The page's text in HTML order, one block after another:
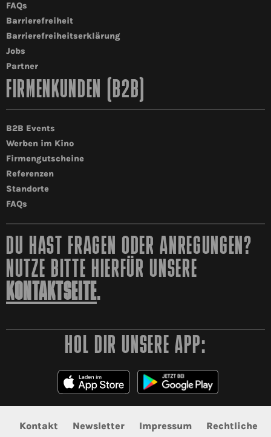
FAQs
Barrierefreiheit
Barrierefreiheitserklärung
Jobs
Partner
FIRMENKUNDEN (B2B)
B2B Events
Werben im Kino
Firmengutscheine
Referenzen
Standorte
FAQs
DU HAST FRAGEN ODER ANREGUNGEN?
NUTZE BITTE HIERFÜR UNSERE
KONTAKTSEITE.
HOL DIR UNSERE APP:
Kontakt Newsletter Impressum
Rechtliche